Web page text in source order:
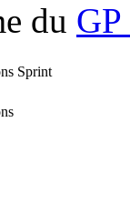
du
Sprint